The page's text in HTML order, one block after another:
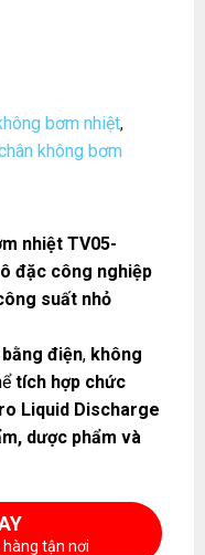
bơm nhiệt,
không bơm
nhiệt TV05-
đặc công nghiệp
suất nhỏ
điện, không
tích hợp chức
Liquid Discharge
dược phẩm và
hàng tận nơi